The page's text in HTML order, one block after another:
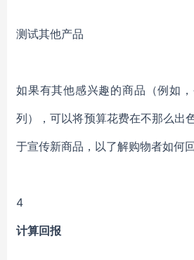
测试其他产品
如果有其他感兴趣的商品（例如
列），可以将预算花费在不那么出
于宣传新商品，以了解购物者如何回
4
计算回报